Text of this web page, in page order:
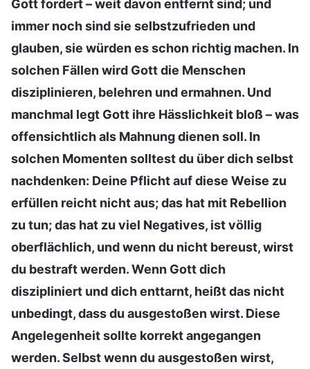
Gott fordert – weit davon entfernt sind; und
immer noch sind sie selbstzufrieden und
glauben, sie würden es schon richtig machen. In
solchen Fällen wird Gott die Menschen
disziplinieren, belehren und ermahnen. Und
manchmal legt Gott ihre Hässlichkeit bloß – was
offensichtlich als Mahnung dienen soll. In
solchen Momenten solltest du über dich selbst
nachdenken: Deine Pflicht auf diese Weise zu
erfüllen reicht nicht aus; das hat mit Rebellion
zu tun; das hat zu viel Negatives, ist völlig
oberflächlich, und wenn du nicht bereust, wirst
du bestraft werden. Wenn Gott dich
diszipliniert und dich enttarnt, heißt das nicht
unbedingt, dass du ausgestoßen wirst. Diese
Angelegenheit sollte korrekt angegangen
werden. Selbst wenn du ausgestoßen wirst,